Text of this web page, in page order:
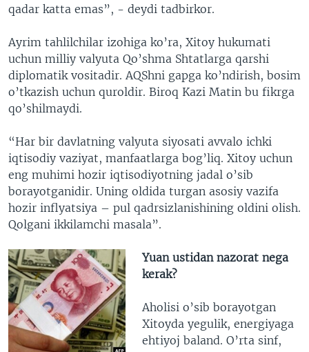
qadar katta emas”, - deydi tadbirkor.
Ayrim tahlilchilar izohiga ko’ra, Xitoy hukumati
uchun milliy valyuta Qo’shma Shtatlarga qarshi
diplomatik vositadir. AQShni gapga ko’ndirish, bosim
o’tkazish uchun quroldir. Biroq Kazi Matin bu fikrga
qo’shilmaydi.
“Har bir davlatning valyuta siyosati avvalo ichki
iqtisodiy vaziyat, manfaatlarga bog’liq. Xitoy uchun
eng muhimi hozir iqtisodiyotning jadal o’sib
borayotganidir. Uning oldida turgan asosiy vazifa
hozir inflyatsiya – pul qadrsizlanishining oldini olish.
Qolgani ikkilamchi masala”.
Yuan ustidan nazorat nega
kerak?
Aholisi o’sib borayotgan
Xitoyda yegulik, energiyaga
ehtiyoj baland. O’rta sinf,